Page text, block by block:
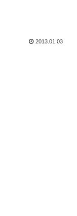
2013.01.03